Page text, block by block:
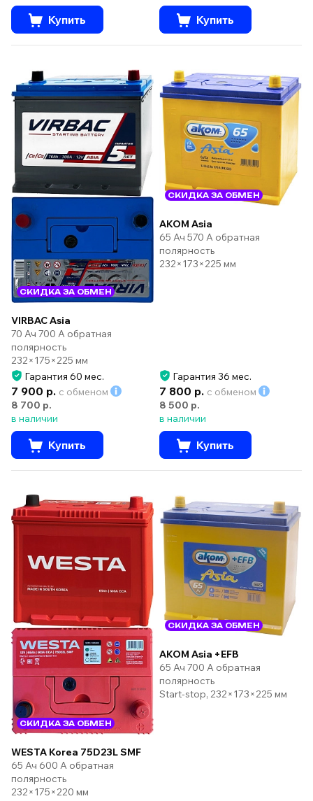
Купить Купить
СКИДКА ЗА ОБМЕН
VIRBAC Asia
70 Ач 700 А обратная
полярность
232×175×225 мм
Гарантия 60 мес.
7 900 р. с обменом
8 700 р.
в наличии
Купить
СКИДКА ЗА ОБМЕН
AKOM Asia
65 Ач 570 А обратная
полярность
232×173×225 мм
Гарантия 36 мес.
7 800 р. с обменом
8 500 р.
в наличии
Купить
СКИДКА ЗА ОБМЕН
WESTA Korea 75D23L SMF
65 Ач 600 А обратная
полярность
232×175×220 мм
СКИДКА ЗА ОБМЕН
AKOM Asia +EFB
65 Ач 700 А обратная
полярность
Start-stop, 232×173×225 мм